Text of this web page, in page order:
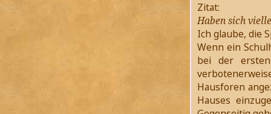
Zitat:
Haben sich
Ich glaube, die
Wenn ein
bei der
Hausforen
Hauses